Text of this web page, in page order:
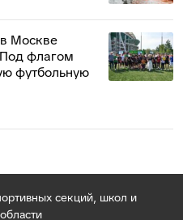
Москве
флагом
футбольную
секций, школ и